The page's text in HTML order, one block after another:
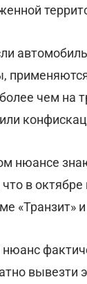
чем на
нюансе
в
«Транзит»